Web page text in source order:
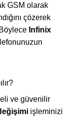
GSM olarak
çözerek
Infinix
ve güvenilir
işleminizi